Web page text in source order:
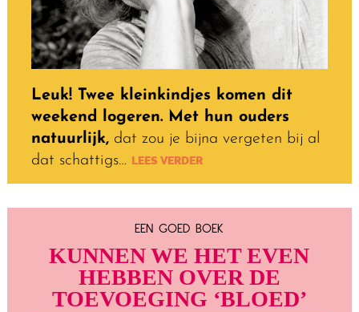
Leuk! Twee kleinkindjes komen dit
weekend logeren. Met hun ouders
natuurlijk,dat zou je bijna vergeten bij al
dat schattigs… LEES VERDER
EEN GOED BOEK
KUNNEN WE HET EVEN
HEBBEN OVER DE
TOEVOEGING ‘BLOED’